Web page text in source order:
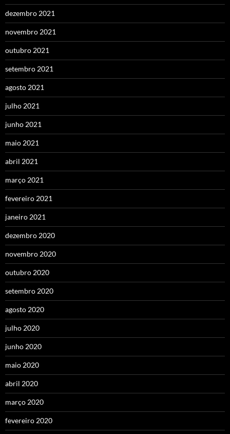
dezembro 2021
novembro 2021
outubro 2021
setembro 2021
agosto 2021
julho 2021
junho 2021
maio 2021
abril 2021
março 2021
fevereiro 2021
janeiro 2021
dezembro 2020
novembro 2020
outubro 2020
setembro 2020
agosto 2020
julho 2020
junho 2020
maio 2020
abril 2020
março 2020
fevereiro 2020